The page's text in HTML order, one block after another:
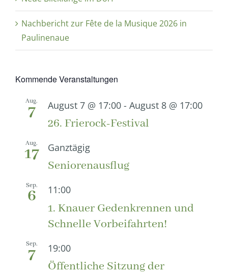
Nachbericht zur Fête de la Musique 2026 in
Paulinenaue
Kommende Veranstaltungen
Aug.
7 August 7 @ 17:00 - August 8 @ 17:00
26. Frierock-Festival
Aug.
17 Ganztägig
Seniorenausflug
Sep.
6 11:00
1. Knauer Gedenkrennen und
Schnelle Vorbeifahrten!
Sep.
7 19:00
Öffentliche Sitzung der